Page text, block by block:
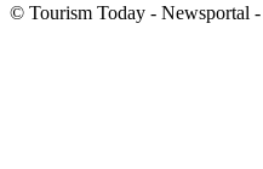
© Tourism Today - Newsportal -